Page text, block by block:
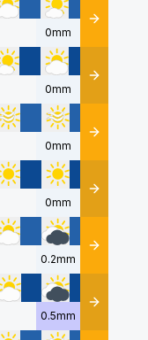
0mm Détails
0mm Détails
0mm Détails
0mm Détails
0.2mm Détails
0.5mm Détails